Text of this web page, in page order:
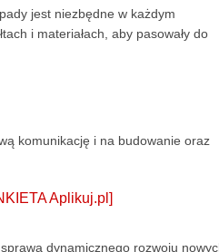
jest niezbędne w każdym
i materiałach, aby pasowały do
komunikację i na budowanie oraz
Aplikuj.pl]
dynamicznego rozwoju